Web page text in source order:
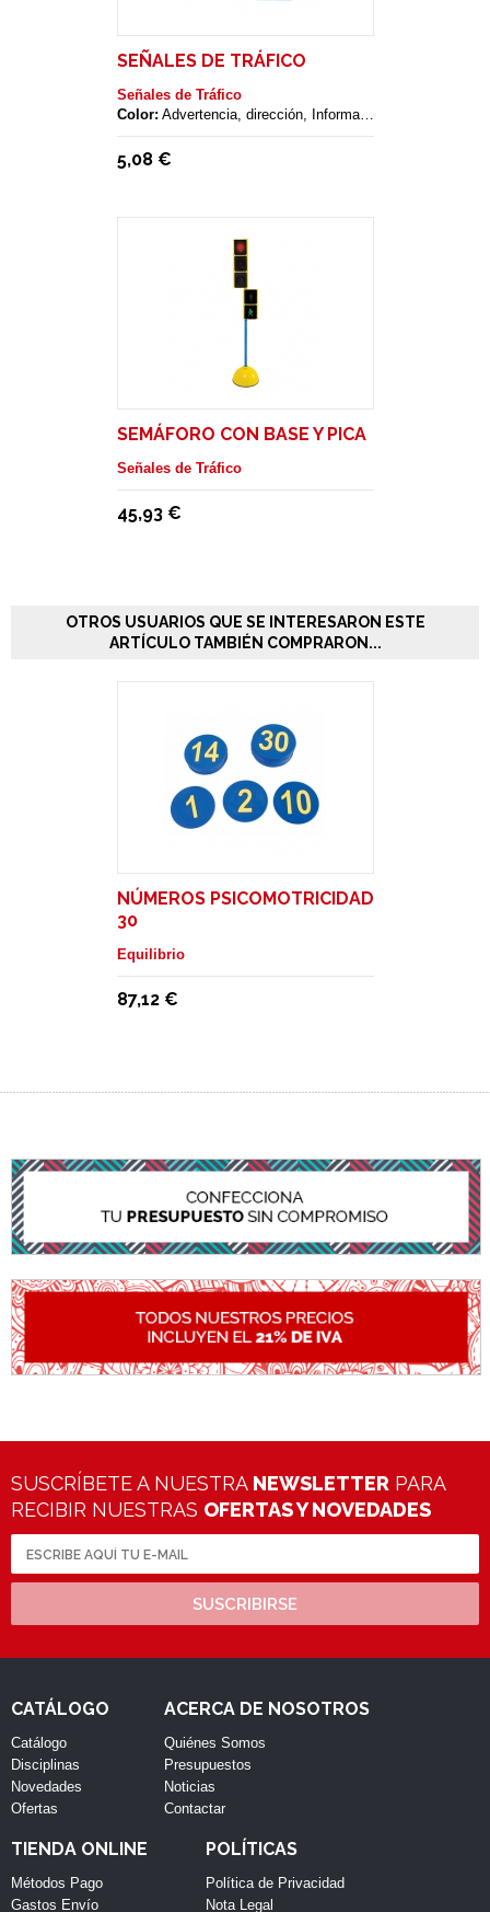
SEÑALES DE TRÁFICO
Señales de Tráfico
Color: Advertencia, dirección, Informativas, Peligro, Prioridad, Prohibición
5,08 €
SEMÁFORO CON BASE Y PICA
Señales de Tráfico
45,93 €
OTROS USUARIOS QUE SE INTERESARON ESTE
ARTÍCULO TAMBIÉN COMPRARON...
NÚMEROS PSICOMOTRICIDAD
30
Equilibrio
87,12 €
SUSCRÍBETE A NUESTRA NEWSLETTER PARA
RECIBIR NUESTRAS OFERTAS Y NOVEDADES
SUSCRIBIRSE
CATÁLOGO
Catálogo
Disciplinas
Novedades
Ofertas
ACERCA DE NOSOTROS
Quiénes Somos
Presupuestos
Noticias
Contactar
TIENDA ONLINE
Métodos Pago
Gastos Envío
POLÍTICAS
Política de Privacidad
Nota Legal